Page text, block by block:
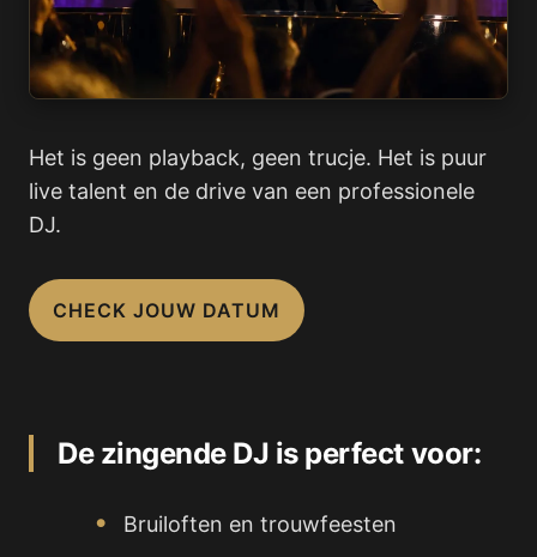
Het is geen playback, geen trucje. Het is puur
live talent en de drive van een professionele
DJ.
CHECK JOUW DATUM
De zingende DJ is perfect voor:
Bruiloften en trouwfeesten